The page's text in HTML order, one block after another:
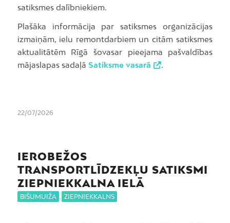
satiksmes dalībniekiem.
Plašāka informācija par satiksmes organizācijas
izmaiņām, ielu remontdarbiem un citām satiksmes
aktualitātēm Rīgā šovasar pieejama pašvaldības
mājaslapas sadaļā Satiksme vasarā .
22/07/2026
IEROBEŽOS
TRANSPORTLĪDZEKĻU SATIKSMI
ZIEPNIEKKALNA IELĀ
BIŠUMUIŽA , ZIEPNIEKKALNS